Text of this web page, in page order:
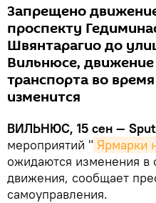
Запрещено
проспекту
Швянтарагио до
Вильнюсе,
транспорта во
изменится
ВИЛЬНЮС, 15 сен —
мероприятий " Ярмарки
ожидаются изменения в
движения, сообщает
самоуправления.